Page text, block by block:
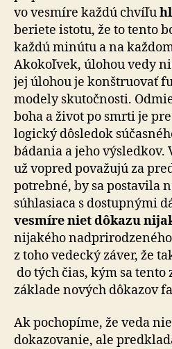
vo vesmíre každú chvíľu
beriete istotu, že to tento
každú minútu a na
Akokoľvek, úlohou vedy
jej úlohou je konštruovať
modely skutočnosti.
boha a život po smrti je
logický dôsledok
bádania a jeho výsledkov.
už vopred považujú za
potrebné, by sa postavila
súhlasiaca s dostupnými
vesmíre niet dôkazu
nijakého
z toho ve­dec­ký záver, že
do tých čias, kým sa tento
základe nových dôkazov
Ak pochopíme, že veda
dokazovanie, ale